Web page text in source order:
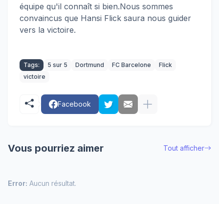
équipe qu'il connaît si bien.Nous sommes
convaincus que Hansi Flick saura nous guider
vers la victoire.
Tags: 5 sur 5 Dortmund FC Barcelone
Flick
victoire
Facebook
Vous pourriez aimer Tout afficher
Error: Aucun résultat.